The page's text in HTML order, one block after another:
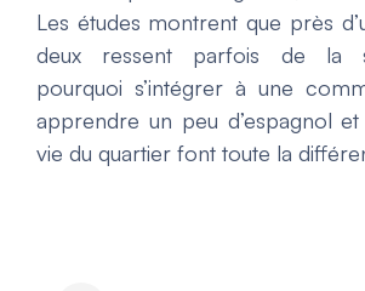
Les études montrent que près
deux ressent parfois de la
pourquoi s’intégrer à une
apprendre un peu d’espagnol
vie du quartier font toute la